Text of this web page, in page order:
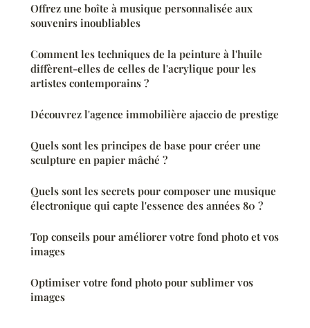
Offrez une boîte à musique personnalisée aux
souvenirs inoubliables
Comment les techniques de la peinture à l'huile
diffèrent-elles de celles de l'acrylique pour les
artistes contemporains ?
Découvrez l'agence immobilière ajaccio de prestige
Quels sont les principes de base pour créer une
sculpture en papier mâché ?
Quels sont les secrets pour composer une musique
électronique qui capte l'essence des années 80 ?
Top conseils pour améliorer votre fond photo et vos
images
Optimiser votre fond photo pour sublimer vos
images